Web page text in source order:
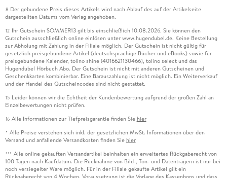
8 Der gebundene Preis dieses Artikels wird nach Ablauf des auf der Artikelseite
dargestellten Datums vom Verlag angehoben.
12 Ihr Gutschein SOMMER13 gilt bis einschließlich 10.08.2026. Sie können den
Gutschein ausschließlich online einlösen unter www.hugendubel.de. Keine Bestellung
zur Abholung mit Zahlung in der Filiale möglich. Der Gutschein ist nicht gültig für
gesetzlich preisgebundene Artikel (deutschsprachige Bücher und eBooks) sowie für
preisgebundene Kalender, tolino shine (4016621130466), tolino select und das
Hugendubel Hörbuch Abo. Der Gutschein ist nicht mit anderen Gutscheinen und
Geschenkkarten kombinierbar. Eine Barauszahlung ist nicht möglich. Ein Weiterverkauf
und der Handel des Gutscheincodes sind nicht gestattet.
15 Leider können wir die Echtheit der Kundenbewertung aufgrund der großen Zahl an
Einzelbewertungen nicht prüfen.
16 Alle Informationen zur Tiefpreisgarantie finden Sie hier
* Alle Preise verstehen sich inkl. der gesetzlichen MwSt. Informationen über den
Versand und anfallende Versandkosten finden Sie hier
*** Alle online gekauften Versandartikel beinhalten ein erweitertes Rückgaberecht von
100 Tagen nach Kaufdatum. Die Rücknahme von Bild-, Ton- und Datenträgern ist nur bei
noch versiegelter Ware möglich. Für in der Filiale gekaufte Artikel gilt ein